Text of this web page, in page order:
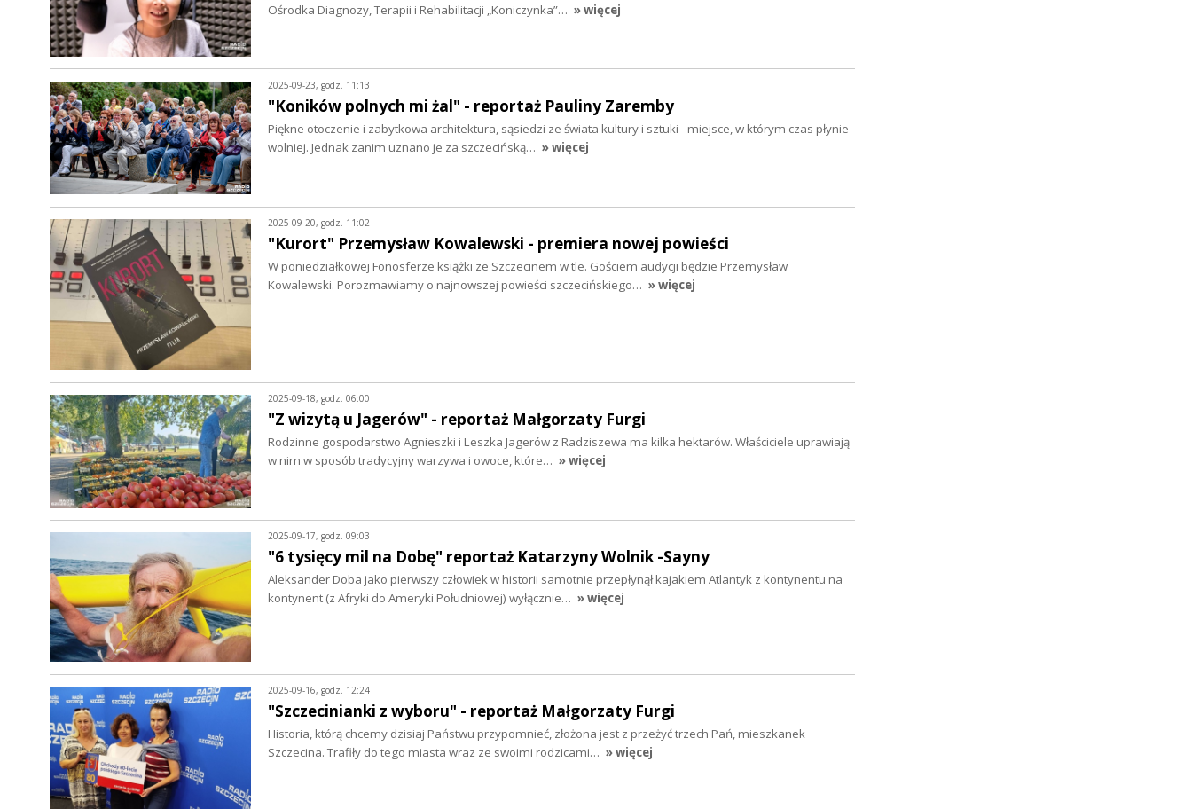
Ośrodka Diagnozy, Terapii i Rehabilitacji „Koniczynka”… » więcej
2025-09-23, godz. 11:13
"Koników polnych mi żal" - reportaż Pauliny Zaremby
Piękne otoczenie i zabytkowa architektura, sąsiedzi ze świata kultury i sztuki - miejsce, w którym czas płynie
wolniej. Jednak zanim uznano je za szczecińską… » więcej
2025-09-20, godz. 11:02
"Kurort" Przemysław Kowalewski - premiera nowej powieści
W poniedziałkowej Fonosferze książki ze Szczecinem w tle. Gościem audycji będzie Przemysław
Kowalewski. Porozmawiamy o najnowszej powieści szczecińskiego… » więcej
2025-09-18, godz. 06:00
"Z wizytą u Jagerów" - reportaż Małgorzaty Furgi
Rodzinne gospodarstwo Agnieszki i Leszka Jagerów z Radziszewa ma kilka hektarów. Właściciele uprawiają
w nim w sposób tradycyjny warzywa i owoce, które… » więcej
2025-09-17, godz. 09:03
"6 tysięcy mil na Dobę" reportaż Katarzyny Wolnik -Sayny
Aleksander Doba jako pierwszy człowiek w historii samotnie przepłynął kajakiem Atlantyk z kontynentu na
kontynent (z Afryki do Ameryki Południowej) wyłącznie… » więcej
2025-09-16, godz. 12:24
"Szczecinianki z wyboru" - reportaż Małgorzaty Furgi
Historia, którą chcemy dzisiaj Państwu przypomnieć, złożona jest z przeżyć trzech Pań, mieszkanek
Szczecina. Trafiły do tego miasta wraz ze swoimi rodzicami… » więcej